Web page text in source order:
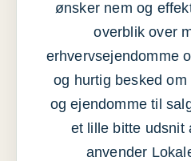
ønsker nem og
overblik over
erhvervsejendomme
og hurtig besked
og ejendomme til
et lille bitte udsnit
anvender